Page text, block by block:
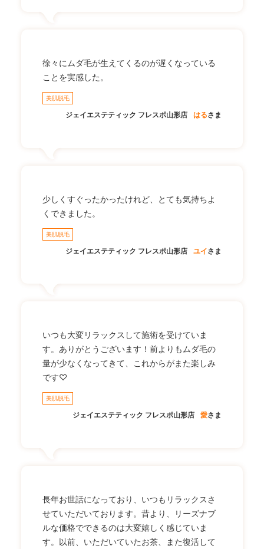
徐々にムダ毛が生えてくるのが遅くなっている
ことを実感した。
美肌脱毛
ジェイエステティック フレスポ山形店 はるさま
少しくすぐったかったけれど、とても気持ちよ
くできました。
美肌脱毛
ジェイエステティック フレスポ山形店 ユイさま
いつも大変リラックスして施術を受けていま
す。ありがとうございます！前よりもムダ毛の
量が少なくなってきて、これからがまた楽しみ
です♡
美肌脱毛
ジェイエステティック フレスポ山形店 愛さま
長年お世話になっており、いつもリラックスさ
せていただいております。昔より、リーズナブ
ルな価格でできるのは大変嬉しく感じていま
す。以前、いただいていたお茶、また復活して